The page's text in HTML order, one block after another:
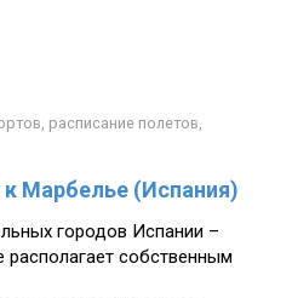
расписание полетов,
Марбелье (Испания)
городов Испании –
собственным